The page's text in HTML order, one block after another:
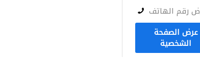
رقم الهاتف
عرض الصفحة
الشخصية